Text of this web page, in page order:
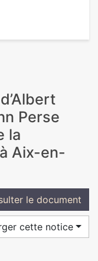
Perse
la
Aix-en-
le document
cette notice